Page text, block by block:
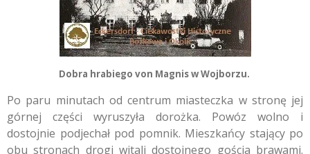
Dobra hrabiego von Magnis w Wojborzu.
Po paru minutach od centrum miasteczka w stronę jej
górnej części wyruszyła dorożka. Powóz wolno i
dostojnie podjechał pod pomnik. Mieszkańcy stający po
obu stronach drogi witali dostojnego gościa brawami.